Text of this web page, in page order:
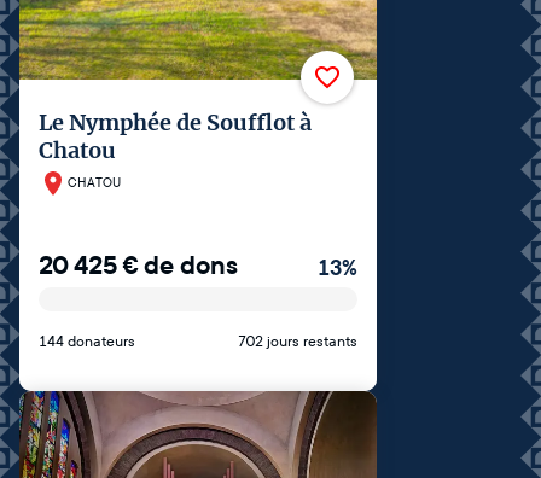
Le Nymphée de Soufflot à
Chatou
CHATOU
20 425€de dons 13%
144 donateurs 702 jours restants